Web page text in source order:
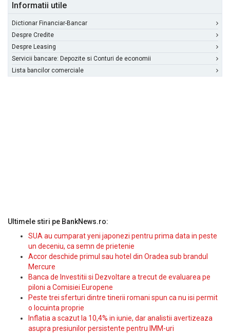
Informatii utile
Dictionar Financiar-Bancar
Despre Credite
Despre Leasing
Servicii bancare: Depozite si Conturi de economii
Lista bancilor comerciale
Ultimele stiri pe BankNews.ro:
SUA au cumparat yeni japonezi pentru prima data in peste
un deceniu, ca semn de prietenie
Accor deschide primul sau hotel din Oradea sub brandul
Mercure
Banca de Investitii si Dezvoltare a trecut de evaluarea pe
piloni a Comisiei Europene
Peste trei sferturi dintre tinerii romani spun ca nu isi permit
o locuinta proprie
Inflatia a scazut la 10,4% in iunie, dar analistii avertizeaza
asupra presiunilor persistente pentru IMM-uri